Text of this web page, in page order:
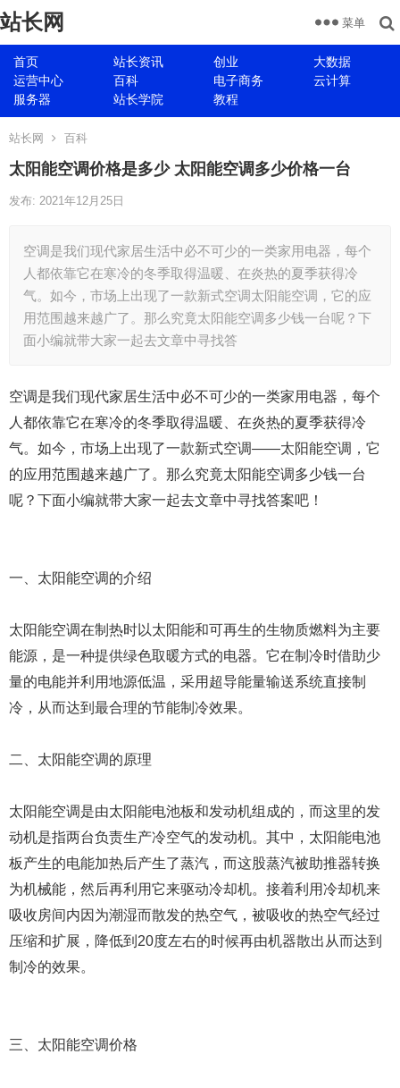
站长网
首页 站长资讯 创业
大数据
运营中心
百科 电子商务
云计算
服务器
站长学院 教程
菜单
站长网 百科
太阳能空调价格是多少 太阳能空调多少价格一台
发布: 2021年12月25日
空调是我们现代家居生活中必不可少的一类家用电器，每个
人都依靠它在寒冷的冬季取得温暖、在炎热的夏季获得冷
气。如今，市场上出现了一款新式空调太阳能空调，它的应
用范围越来越广了。那么究竟太阳能空调多少钱一台呢？下
面小编就带大家一起去文章中寻找答
空调是我们现代家居生活中必不可少的一类家用电器，每个
人都依靠它在寒冷的冬季取得温暖、在炎热的夏季获得冷
气。如今，市场上出现了一款新式空调——太阳能空调，它
的应用范围越来越广了。那么究竟太阳能空调多少钱一台
呢？下面小编就带大家一起去文章中寻找答案吧！
一、太阳能空调的介绍
太阳能空调在制热时以太阳能和可再生的生物质燃料为主要
能源，是一种提供绿色取暖方式的电器。它在制冷时借助少
量的电能并利用地源低温，采用超导能量输送系统直接制
冷，从而达到最合理的节能制冷效果。
二、太阳能空调的原理
太阳能空调是由太阳能电池板和发动机组成的，而这里的发
动机是指两台负责生产冷空气的发动机。其中，太阳能电池
板产生的电能加热后产生了蒸汽，而这股蒸汽被助推器转换
为机械能，然后再利用它来驱动冷却机。接着利用冷却机来
吸收房间内因为潮湿而散发的热空气，被吸收的热空气经过
压缩和扩展，降低到20度左右的时候再由机器散出从而达到
制冷的效果。
三、太阳能空调价格